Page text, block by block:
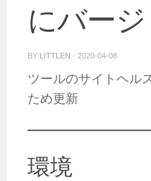
にバー
BY LITTLEN · 2020-04-08
ツールのサイトヘル
ため更新
環境